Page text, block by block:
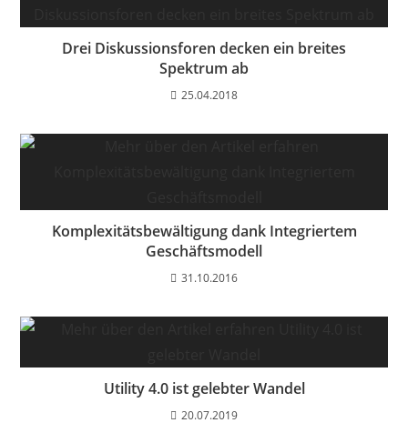
Drei Diskussionsforen decken ein breites
Spektrum ab
25.04.2018
Komplexitätsbewältigung dank Integriertem
Geschäftsmodell
31.10.2016
Utility 4.0 ist gelebter Wandel
20.07.2019